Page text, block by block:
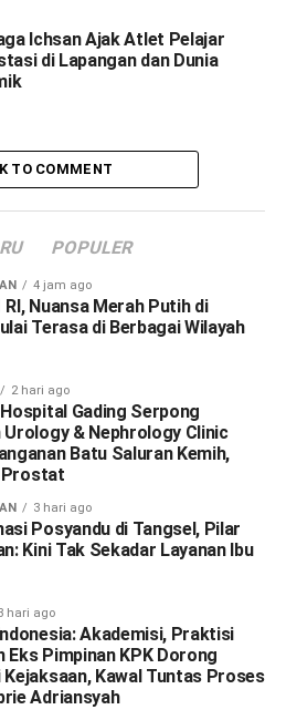
Ichsan Ajak Atlet Pelajar
di Lapangan dan Dunia
TO COMMENT
POPULER
4 jam ago
RI, Nuansa Merah Putih di
Terasa di Berbagai Wilayah
2 hari ago
Gading Serpong
Urology & Nephrology Clinic
Batu Saluran Kemih,
Prostat
3 hari ago
Posyandu di Tangsel, Pilar
Kini Tak Sekadar Layanan Ibu
hari ago
Akademisi, Praktisi
Eks Pimpinan KPK Dorong
Kawal Tuntas Proses
Adriansyah